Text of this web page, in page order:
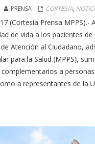
PRENSA CORTESÍA,
(Cortesía Prensa MPPS).-
de vida a los pacientes de
Atención al Ciudadano,
para la Salud (MPPS),
a
a representantes de la